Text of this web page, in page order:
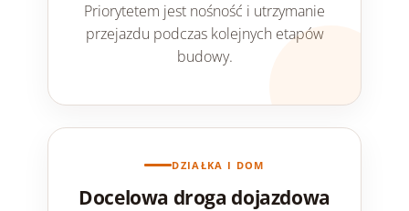
Priorytetem jest nośność i utrzymanie
przejazdu podczas kolejnych etapów
budowy.
DZIAŁKA I DOM
Docelowa droga dojazdowa